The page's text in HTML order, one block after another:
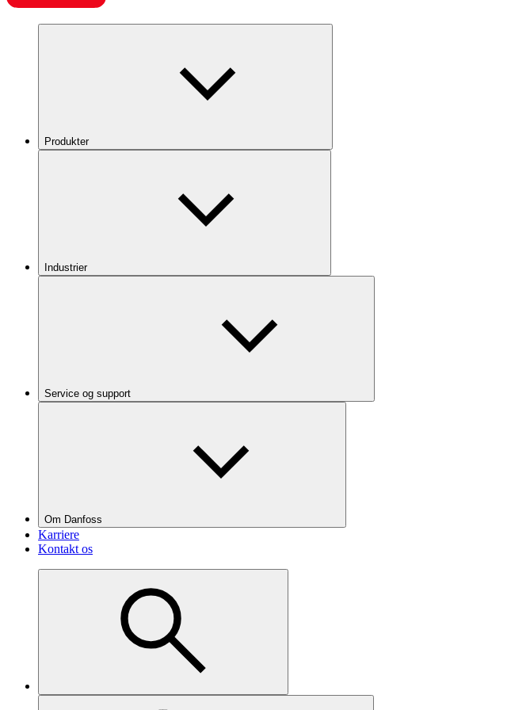
Produkter
Industrier
Service og support
Om Danfoss
Karriere
Kontakt os